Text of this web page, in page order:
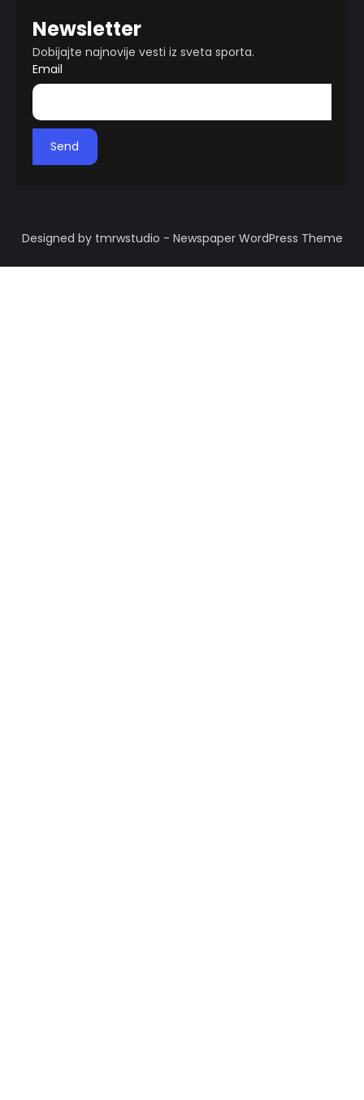
Newsletter
Dobijajte najnovije vesti iz sveta sporta.
Email
Send
Designed by tmrwstudio - Newspaper WordPress Theme